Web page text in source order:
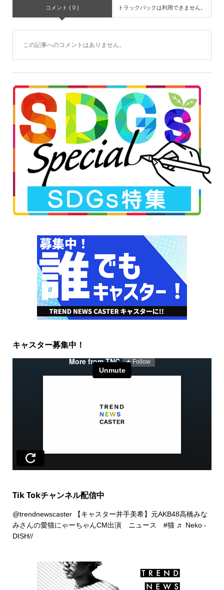
コメント ( 0 ) トラックバックは利用できません。
この記事へのコメントはありません。
キャスター募集中！
Tik Tokチャンネル配信中
@trendnewscaster【キャスター井手美希】元AKB48高橋みな
みさんの愛猫にゃーちゃんCM出演 ニュース #猫 ♬ Neko -
DISH//